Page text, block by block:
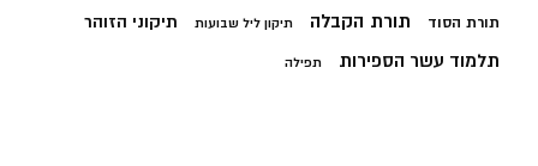
תורת הסוד תורת הקבלה תיקון ליל שבועות תיקוני הזוהר
תלמוד עשר הספירות תפילה